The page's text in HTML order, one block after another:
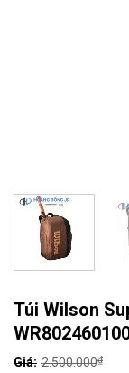
Túi Wilson
2.500.000₫